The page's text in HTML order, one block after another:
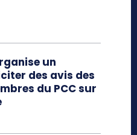
un
des avis des
du PCC sur